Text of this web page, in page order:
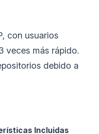
con usuarios
veces más rápido.
debido a
Incluidas